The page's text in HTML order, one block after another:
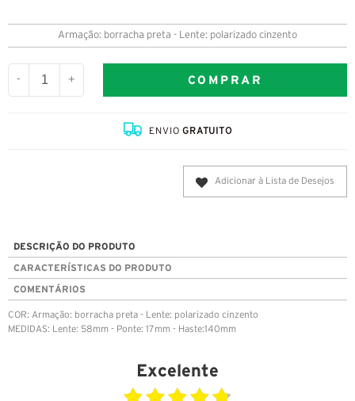
Armação: borracha preta - Lente: polarizado cinzento
- + COMPRAR
ENVIOGRATUITO
Adicionar à Lista de Desejos
DESCRIÇÃO DO PRODUTO
CARACTERÍSTICAS DO PRODUTO
COMENTÁRIOS
COR: Armação: borracha preta - Lente: polarizado cinzento
MEDIDAS: Lente: 58mm - Ponte: 17mm - Haste:140mm
Excelente